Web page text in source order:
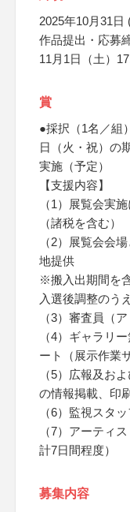
2025年10月31日
作品提出・応募
11月1日（土）
賞
●採択（1名／組
日（火・祝）の
実施（予定）
【支援内容】
（1）展覧会実
（諸税を含む）
（2）展覧会会
地提供
※搬入出期間を
入選後調整のう
（3）審査員（
（4）ギャラリ
ート（展示作業
（5）広報及お
の情報掲載、印
（6）監視スタ
（7）アーティ
計7日間程度）
募集内容